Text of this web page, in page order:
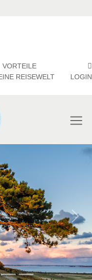
VORTEILE
REISEWELT
LOGIN